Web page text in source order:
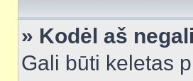
» Kodėl aš
Gali būti keletas